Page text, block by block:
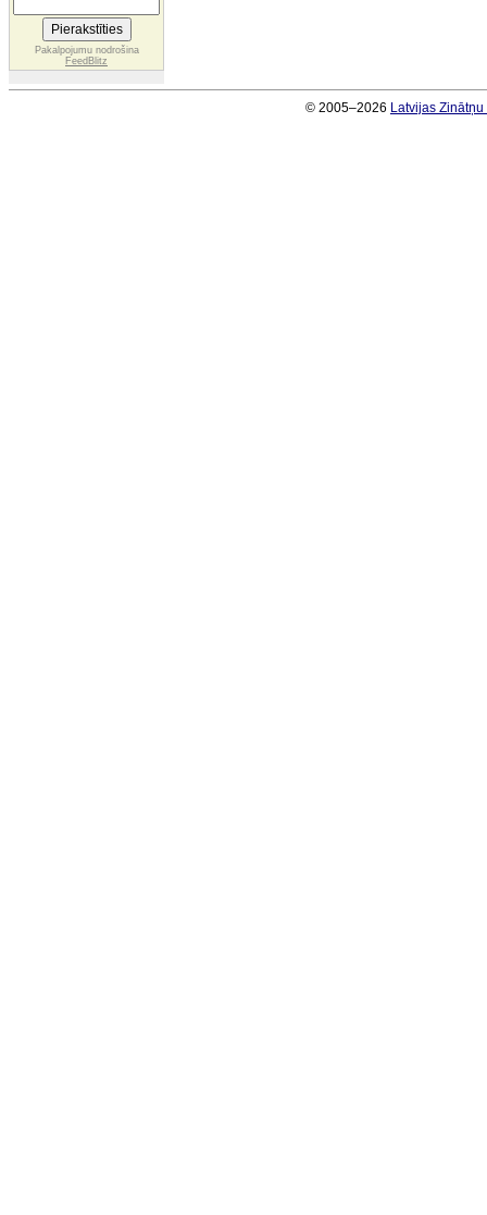
Pakalpojumu nodrošina
FeedBlitz
© 2005–2026 Latvijas